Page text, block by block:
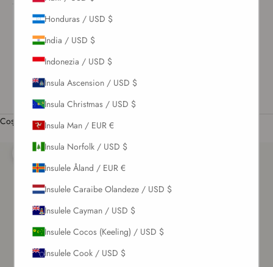
TE
US / USD $
Română
English
Română
Coș
Honduras / USD $
India / USD $
Indonezia / USD $
Insula Ascension / USD $
Insula Christmas / USD $
Insula Man / EUR €
Insula Norfolk / USD $
Insulele Åland / EUR €
Insulele Caraibe Olandeze / USD $
Insulele Cayman / USD $
Insulele Cocos (Keeling) / USD $
Insulele Cook / USD $